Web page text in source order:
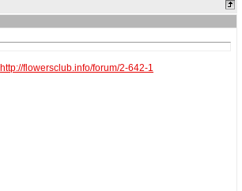
http://flowersclub.info/forum/2-642-1